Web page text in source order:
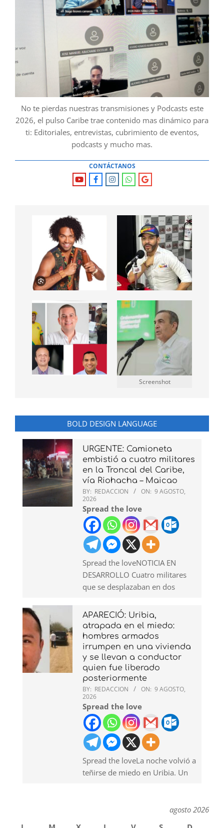
No te pierdas nuestras transmisiones y Podcasts este
2026, el pulso Caribe trae contenido mas dinámico para
ti: Editoriales, entrevistas, cubrimiento de eventos,
podcasts y mucho mas.
CONTÁCTANOS
Screenshot
BOLD DESIGN LANGUAGE
URGENTE: Camioneta
embistió a cuatro militares
en la Troncal del Caribe,
vía Riohacha – Maicao
BY: REDACCION ON: 9 AGOSTO,
2026
Spread the love
Spread the loveNOTICIA EN
DESARROLLO Cuatro militares
que se desplazaban en dos
APARECIÓ: Uribia,
atrapada en el miedo:
hombres armados
irrumpen en una vivienda
y se llevan a conductor
quien fue liberado
posteriormente
BY: REDACCION ON: 9 AGOSTO,
2026
Spread the love
Spread the loveLa noche volvió a
teñirse de miedo en Uribia. Un
agosto 2026